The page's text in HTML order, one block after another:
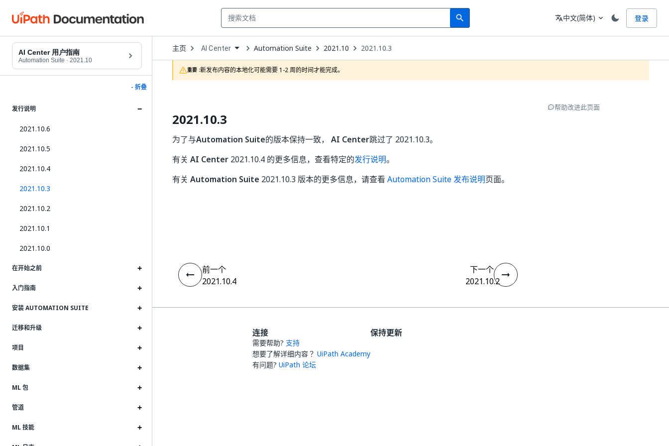
search
Search 语言
translate中文(简体) expand_more 登录
AI Center 用户指南
Automation Suite · 2021.10
- 折叠
发行说明
2021.10.6
2021.10.5
2021.10.4
2021.10.3
2021.10.2
2021.10.1
2021.10.0
在开始之前
入门指南
安装 AUTOMATION SUITE
迁移和升级
项目
数据集
ML 包
管道
ML 技能
主页 Open
Dropdown
to
choose
product
AI Center Automation Suite 2021.10 2021.10.3
重要 :新发布内容的本地化可能需要 1-2 周的时间才能完成。
2021.10.3
为了与Automation Suite的版本保持一致， AI Center跳过了 2021.10.3。
有关 AI Center 2021.10.4 的更多信息，查看特定的发行说明。
有关 Automation Suite 2021.10.3 版本的更多信息，请查看 Automation Suite 发布说明页面。
帮助改进此页面
前一个
2021.10.4
下一个
2021.10.2
连接
需要帮助? 支持
想要了解详细内容？ UiPath Academy
有问题? UiPath 论坛
保持更新